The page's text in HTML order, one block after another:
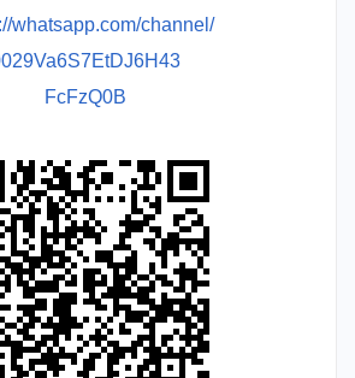
whatsapp.com/channel/
FcFzQ0B